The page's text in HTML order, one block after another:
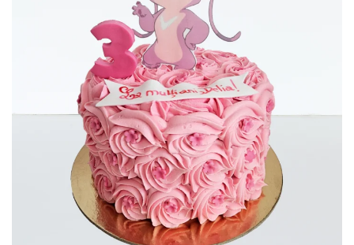
Torturi in frosting- crema pentru
Tortulețe 1.7 kg - 2 kg